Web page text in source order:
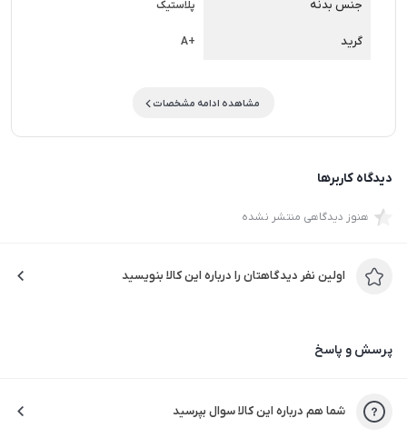
می آید.…
جنس بدنه پلاستیک
گرید +A
مشاهده ادامه مشخصات
دیدگاه کاربرها
هنوز دیدگاهی منتشر نشده
اولین نفر دیدگاهتان را درباره این کالا بنویسید
پرسش و پاسخ
شما هم درباره این کالا سوال بپرسید